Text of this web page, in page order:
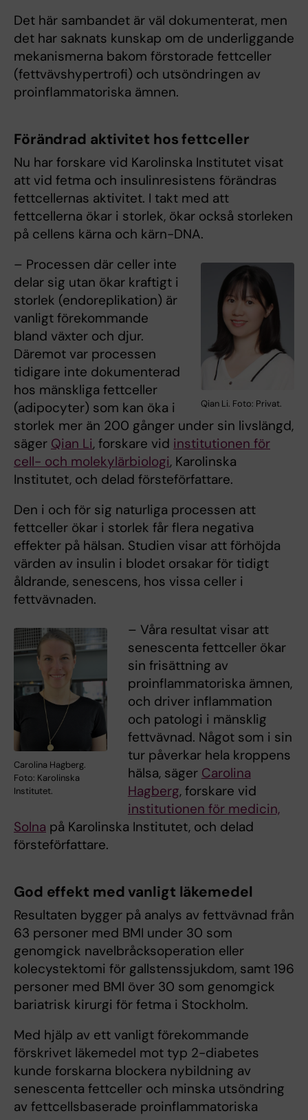
Det här sambandet är väl dokumenterat, men
det har saknats kunskap om de underliggande
mekanismerna bakom förstorade fettceller
(fettvävshypertrofi) och utsöndringen av
proinflammatoriska ämnen.
Förändrad aktivitet hos fettceller
Nu har forskare vid Karolinska Institutet visat
att vid fetma och insulinresistens förändras
fettcellernas aktivitet. I takt med att
fettcellerna ökar i storlek, ökar också storleken
på cellens kärna och kärn-DNA.
Qian Li. Foto: Privat.
– Processen där celler inte
delar sig utan ökar kraftigt i
storlek (endoreplikation) är
vanligt förekommande
bland växter och djur.
Däremot var processen
tidigare inte dokumenterad
hos mänskliga fettceller
(adipocyter) som kan öka i
storlek mer än 200 gånger under sin livslängd,
säger Qian Li, forskare vid institutionen för
cell- och molekylärbiologi, Karolinska
Institutet, och delad försteförfattare.
Den i och för sig naturliga processen att
fettceller ökar i storlek får flera negativa
effekter på hälsan. Studien visar att förhöjda
värden av insulin i blodet orsakar för tidigt
åldrande, senescens, hos vissa celler i
fettvävnaden.
Carolina Hagberg.
Foto: Karolinska
Institutet.
– Våra resultat visar att
senescenta fettceller ökar
sin frisättning av
proinflammatoriska ämnen,
och driver inflammation
och patologi i mänsklig
fettvävnad. Något som i sin
tur påverkar hela kroppens
hälsa, säger Carolina
Hagberg, forskare vid
institutionen för medicin,
Solna på Karolinska Institutet, och delad
försteförfattare.
God effekt med vanligt läkemedel
Resultaten bygger på analys av fettvävnad från
63 personer med BMI under 30 som
genomgick navelbråcksoperation eller
kolecystektomi för gallstenssjukdom, samt 196
personer med BMI över 30 som genomgick
bariatrisk kirurgi för fetma i Stockholm.
Med hjälp av ett vanligt förekommande
förskrivet läkemedel mot typ 2-diabetes
kunde forskarna blockera nybildning av
senescenta fettceller och minska utsöndring
av fettcellsbaserade proinflammatoriska